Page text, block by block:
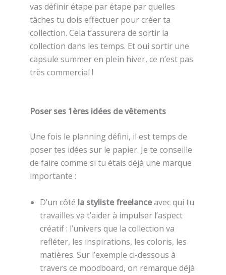
vas définir étape par étape par quelles
tâches tu dois effectuer pour créer ta
collection. Cela t’assurera de sortir la
collection dans les temps. Et oui sortir une
capsule summer en plein hiver, ce n’est pas
très commercial !
Poser ses 1ères idées de vêtements
Une fois le planning défini, il est temps de
poser tes idées sur le papier. Je te conseille
de faire comme si tu étais déjà une marque
importante :
D’un côté la styliste freelanceavec qui tu
travailles va t’aider à impulser l’aspect
créatif : l’univers que la collection va
refléter, les inspirations, les coloris, les
matières. Sur l’exemple ci-dessous à
travers ce moodboard, on remarque déjà